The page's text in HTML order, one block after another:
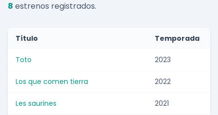
8 estrenos registrados.
Título Temporada
Toto 2023
Los que comen tierra 2022
Les saurines 2021